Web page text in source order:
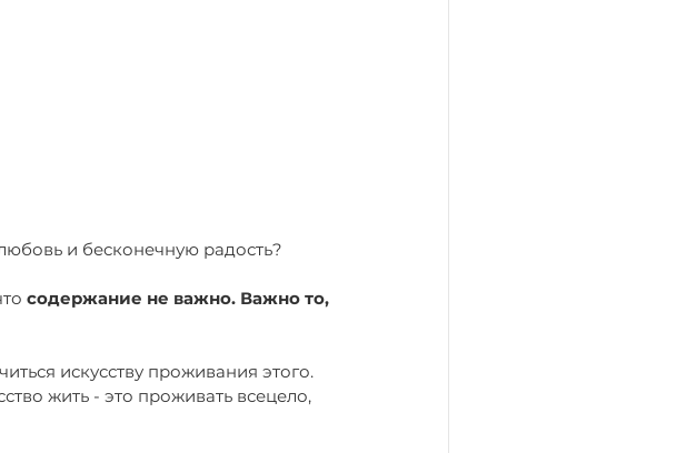
и бесконечную радость?
содержание не важно. Важно то,
искусству проживания этого.
жить - это проживать всецело,